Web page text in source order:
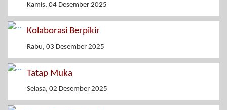
Kamis, 04 Desember 2025
Kolaborasi Berpikir
Rabu, 03 Desember 2025
Tatap Muka
Selasa, 02 Desember 2025